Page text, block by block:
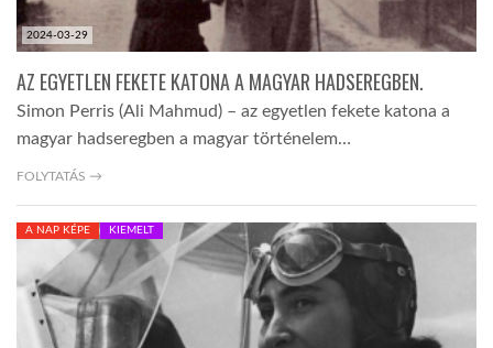
2024-03-29
AZ EGYETLEN FEKETE KATONA A MAGYAR HADSEREGBEN.
Simon Perris (Ali Mahmud) – az egyetlen fekete katona a
magyar hadseregben a magyar történelem…
FOLYTATÁS →
A NAP KÉPE KIEMELT